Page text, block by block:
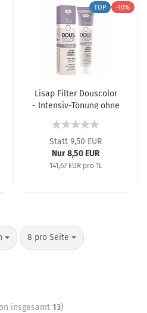
TOP -10%
Lisap Filter Douscolor
- Intensiv-Tönung ohne
Statt 9,50 EUR
Nur 8,50 EUR
141,67 EUR pro 1L
8 pro Seite
insgesamt 13)